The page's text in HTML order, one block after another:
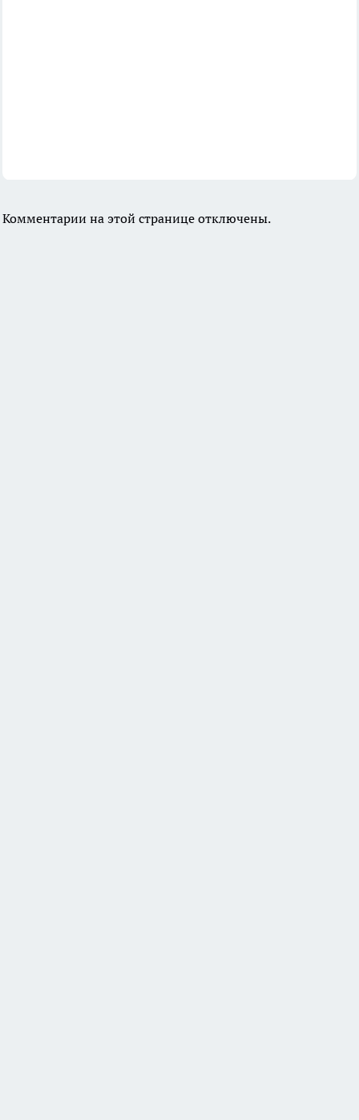
Комментарии на этой странице отключены.